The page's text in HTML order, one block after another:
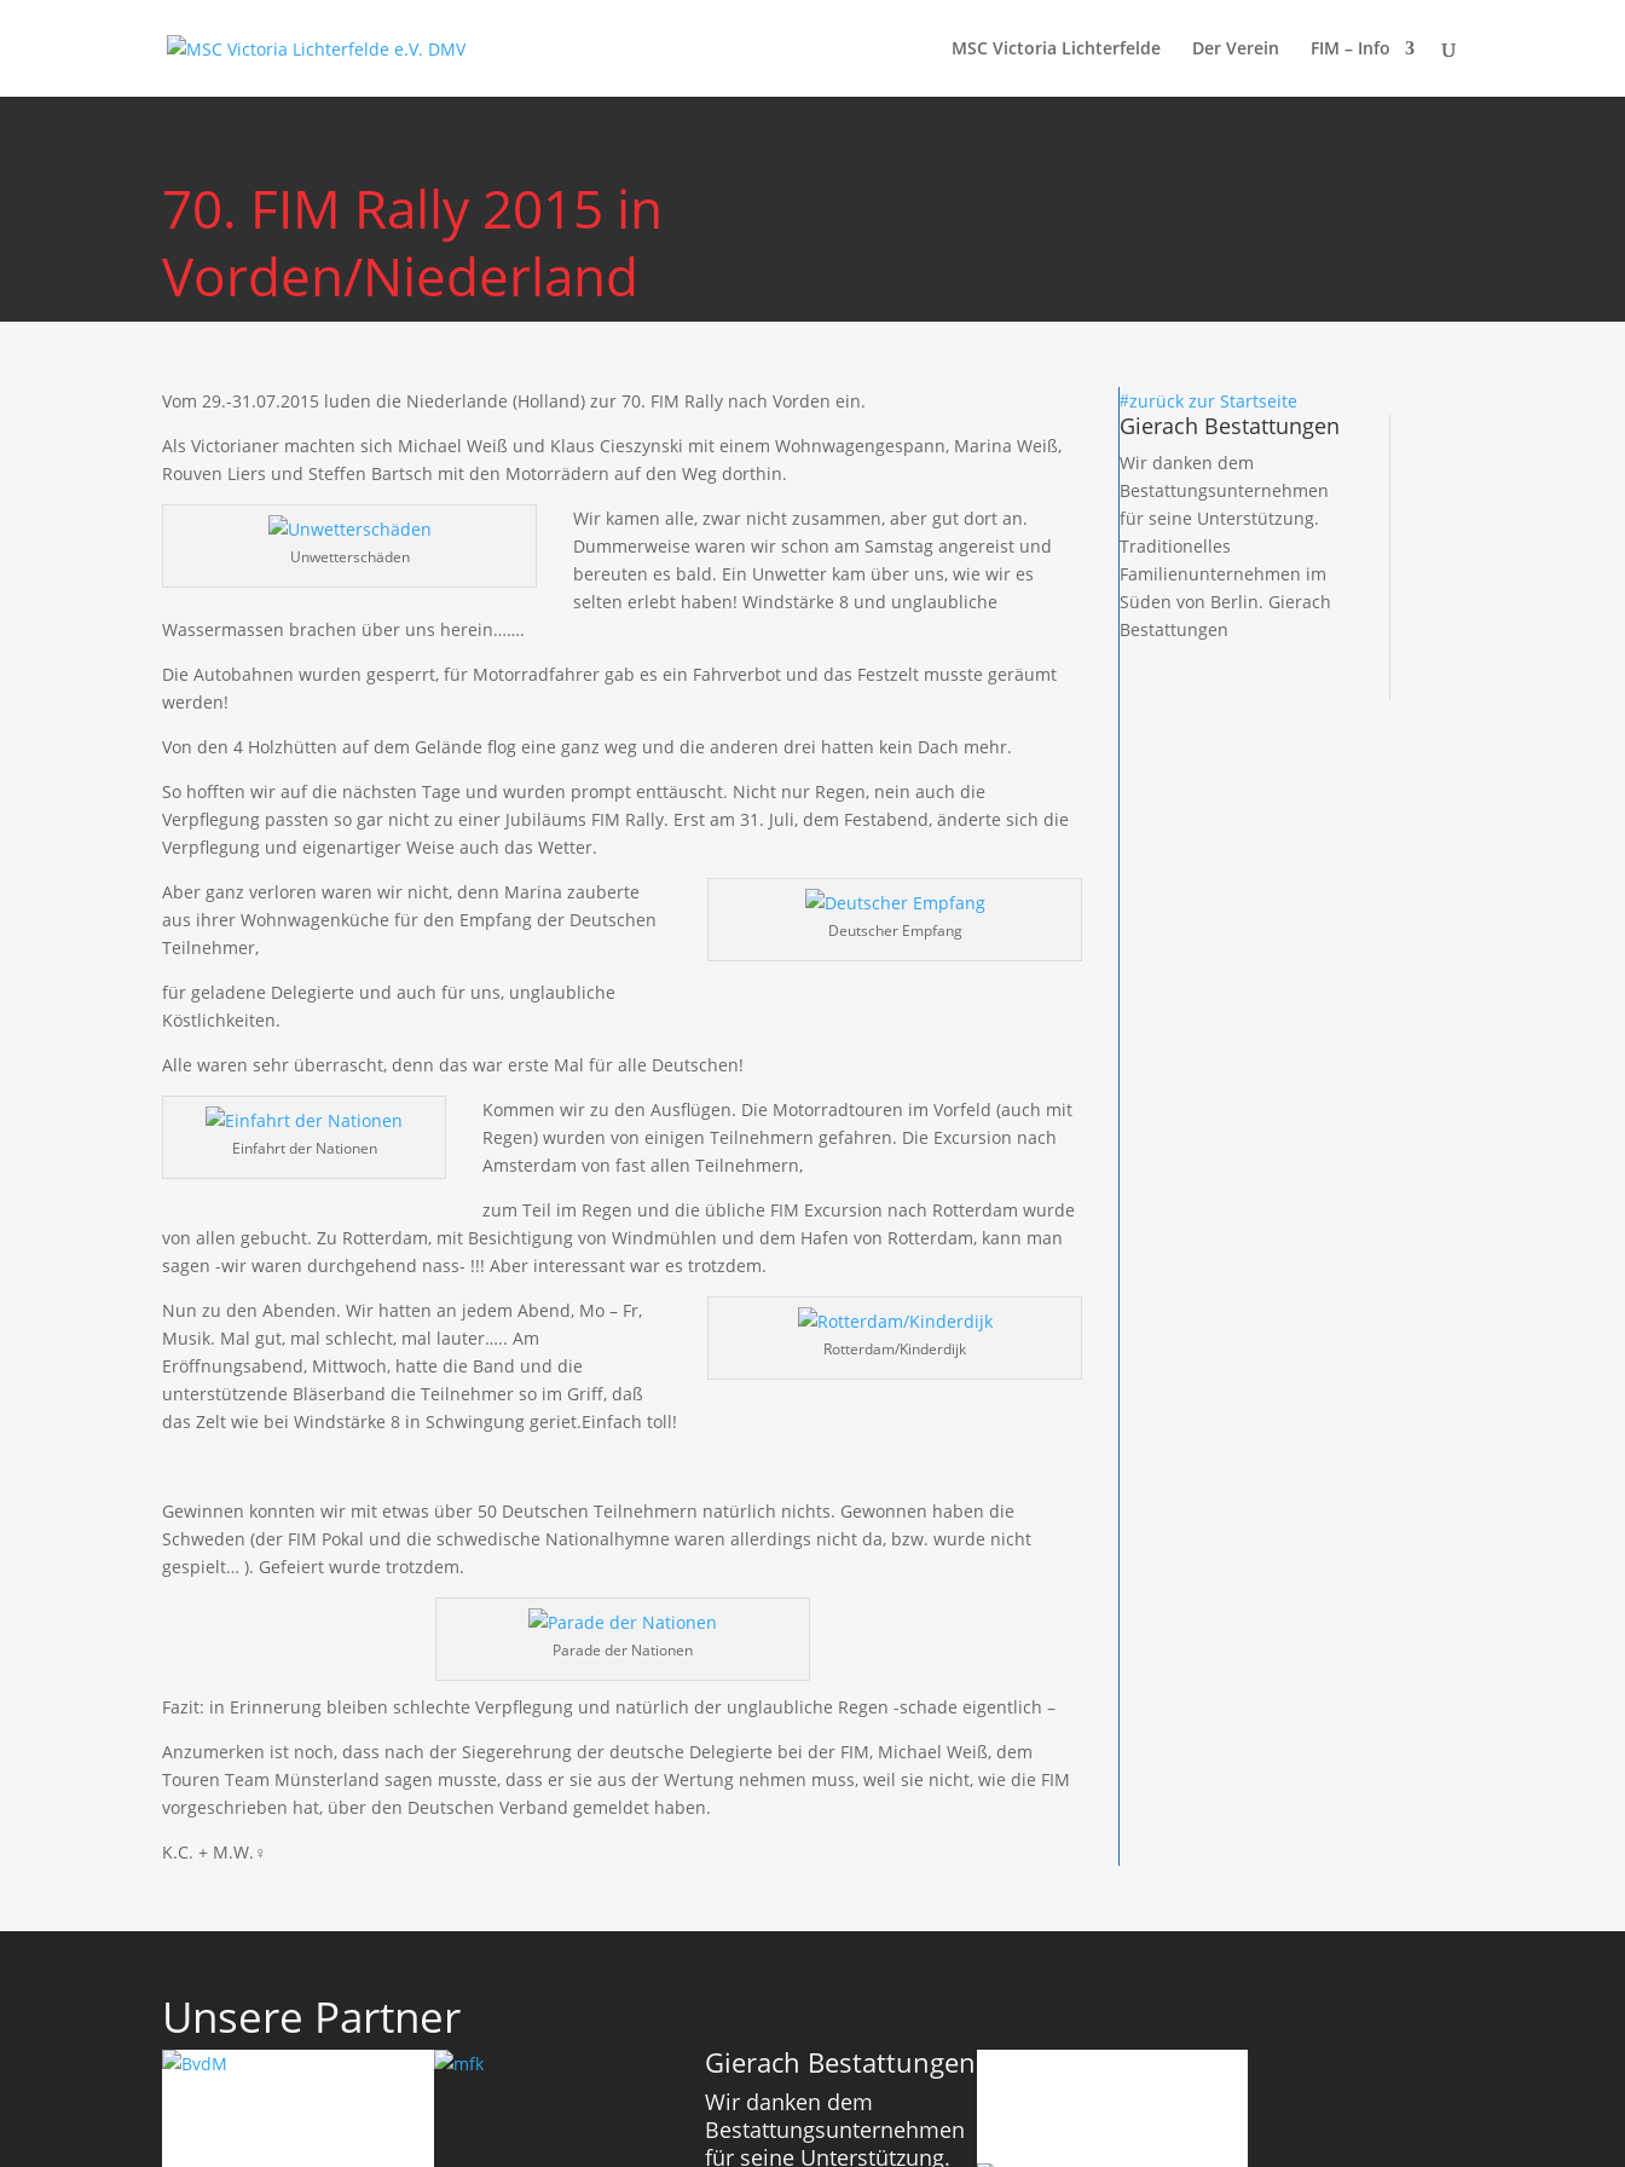
MSC Victoria Lichterfelde Der Verein FIM – Info
70. FIM Rally 2015 in
Vorden/Niederland
Vom 29.-31.07.2015 luden die Niederlande (Holland) zur 70. FIM Rally nach Vorden ein.
Als Victorianer machten sich Michael Weiß und Klaus Cieszynski mit einem Wohnwagengespann, Marina Weiß,
Rouven Liers und Steffen Bartsch mit den Motorrädern auf den Weg dorthin.
Unwetterschäden
Wir kamen alle, zwar nicht zusammen, aber gut dort an.
Dummerweise waren wir schon am Samstag angereist und
bereuten es bald. Ein Unwetter kam über uns, wie wir es
selten erlebt haben! Windstärke 8 und unglaubliche
Wassermassen brachen über uns herein…….
Die Autobahnen wurden gesperrt, für Motorradfahrer gab es ein Fahrverbot und das Festzelt musste geräumt
werden!
Von den 4 Holzhütten auf dem Gelände flog eine ganz weg und die anderen drei hatten kein Dach mehr.
So hofften wir auf die nächsten Tage und wurden prompt enttäuscht. Nicht nur Regen, nein auch die
Verpflegung passten so gar nicht zu einer Jubiläums FIM Rally. Erst am 31. Juli, dem Festabend, änderte sich die
Verpflegung und eigenartiger Weise auch das Wetter.
Deutscher Empfang
Aber ganz verloren waren wir nicht, denn Marina zauberte
aus ihrer Wohnwagenküche für den Empfang der Deutschen
Teilnehmer,
für geladene Delegierte und auch für uns, unglaubliche
Köstlichkeiten.
Alle waren sehr überrascht, denn das war erste Mal für alle Deutschen!
Einfahrt der Nationen
Kommen wir zu den Ausflügen. Die Motorradtouren im Vorfeld (auch mit
Regen) wurden von einigen Teilnehmern gefahren. Die Excursion nach
Amsterdam von fast allen Teilnehmern,
zum Teil im Regen und die übliche FIM Excursion nach Rotterdam wurde
von allen gebucht. Zu Rotterdam, mit Besichtigung von Windmühlen und dem Hafen von Rotterdam, kann man
sagen -wir waren durchgehend nass- !!! Aber interessant war es trotzdem.
Rotterdam/Kinderdijk
Nun zu den Abenden. Wir hatten an jedem Abend, Mo – Fr,
Musik. Mal gut, mal schlecht, mal lauter….. Am
Eröffnungsabend, Mittwoch, hatte die Band und die
unterstützende Bläserband die Teilnehmer so im Griff, daß
das Zelt wie bei Windstärke 8 in Schwingung geriet.Einfach toll!
Gewinnen konnten wir mit etwas über 50 Deutschen Teilnehmern natürlich nichts. Gewonnen haben die
Schweden (der FIM Pokal und die schwedische Nationalhymne waren allerdings nicht da, bzw. wurde nicht
gespielt… ). Gefeiert wurde trotzdem.
Parade der Nationen
Fazit: in Erinnerung bleiben schlechte Verpflegung und natürlich der unglaubliche Regen -schade eigentlich –
Anzumerken ist noch, dass nach der Siegerehrung der deutsche Delegierte bei der FIM, Michael Weiß, dem
Touren Team Münsterland sagen musste, dass er sie aus der Wertung nehmen muss, weil sie nicht, wie die FIM
vorgeschrieben hat, über den Deutschen Verband gemeldet haben.
K.C. + M.W.♀
#zurück zur Startseite
Gierach Bestattungen
Wir danken dem
Bestattungsunternehmen
für seine Unterstützung.
Traditionelles
Familienunternehmen im
Süden von Berlin. Gierach
Bestattungen
Unsere Partner
Gierach Bestattungen
Wir danken dem
Bestattungsunternehmen
für seine Unterstützung.